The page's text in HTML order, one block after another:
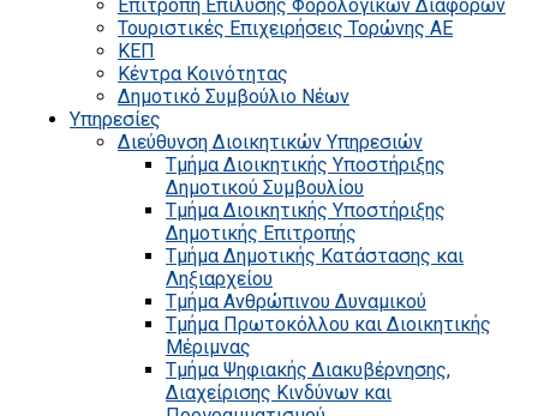
Επιτροπή Επίλυσης Φορολογικών Διαφορών
Τουριστικές Επιχειρήσεις Τορώνης ΑΕ
ΚΕΠ
Κέντρα Κοινότητας
Δημοτικό Συμβούλιο Νέων
Υπηρεσίες
Διεύθυνση Διοικητικών Υπηρεσιών
Τμήμα Διοικητικής Υποστήριξης
Δημοτικού Συμβουλίου
Τμήμα Διοικητικής Υποστήριξης
Δημοτικής Επιτροπής
Τμήμα Δημοτικής Κατάστασης και
Ληξιαρχείου
Τμήμα Ανθρώπινου Δυναμικού
Τμήμα Πρωτοκόλλου και Διοικητικής
Μέριμνας
Τμήμα Ψηφιακής Διακυβέρνησης,
Διαχείρισης Κινδύνων και